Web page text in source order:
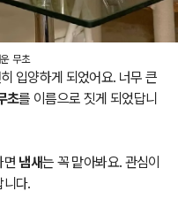
무초
입양하게 되었어요. 너무 큰
초를 이름으로 짓게 되었답니
면 냄새는 꼭 맡아봐요. 관심이
니다.